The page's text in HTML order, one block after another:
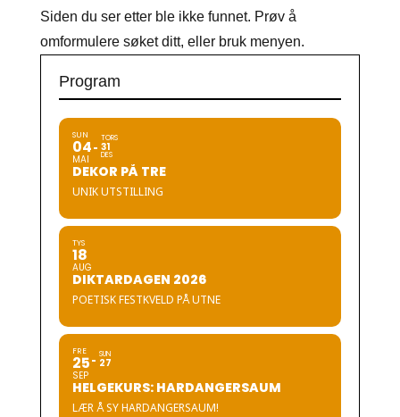
Siden du ser etter ble ikke funnet. Prøv å
omformulere søket ditt, eller bruk menyen.
Program
SUN
04
MAI
TORS
31
DES
DEKOR PÅ TRE
UNIK UTSTILLING
TYS
18
AUG
DIKTARDAGEN 2026
POETISK FESTKVELD PÅ UTNE
FRE
25
SEP
SUN
27
HELGEKURS: HARDANGERSAUM
LÆR Å SY HARDANGERSAUM!